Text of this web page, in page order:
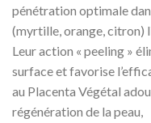
pénétration optimale
(myrtille, orange, citron)
Leur action « peeling »
surface et favorise
au Placenta Végétal
régénération de la peau,